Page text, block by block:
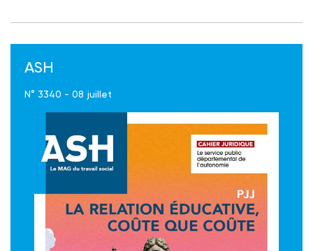
ASH
N° 3340 - 08 juillet